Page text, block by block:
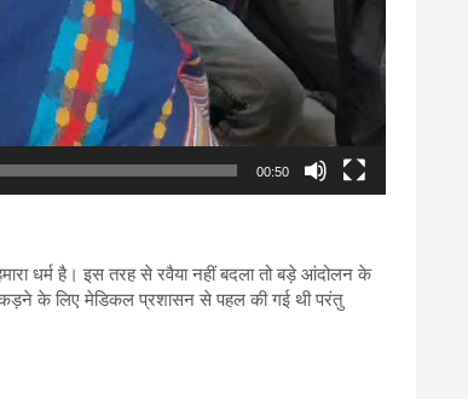
00:50
धर्म है। इस तरह से रवैया नहीं बदला तो बड़े आंदोलन के
के लिए मेडिकल प्रशासन से पहल की गई थी परंतु